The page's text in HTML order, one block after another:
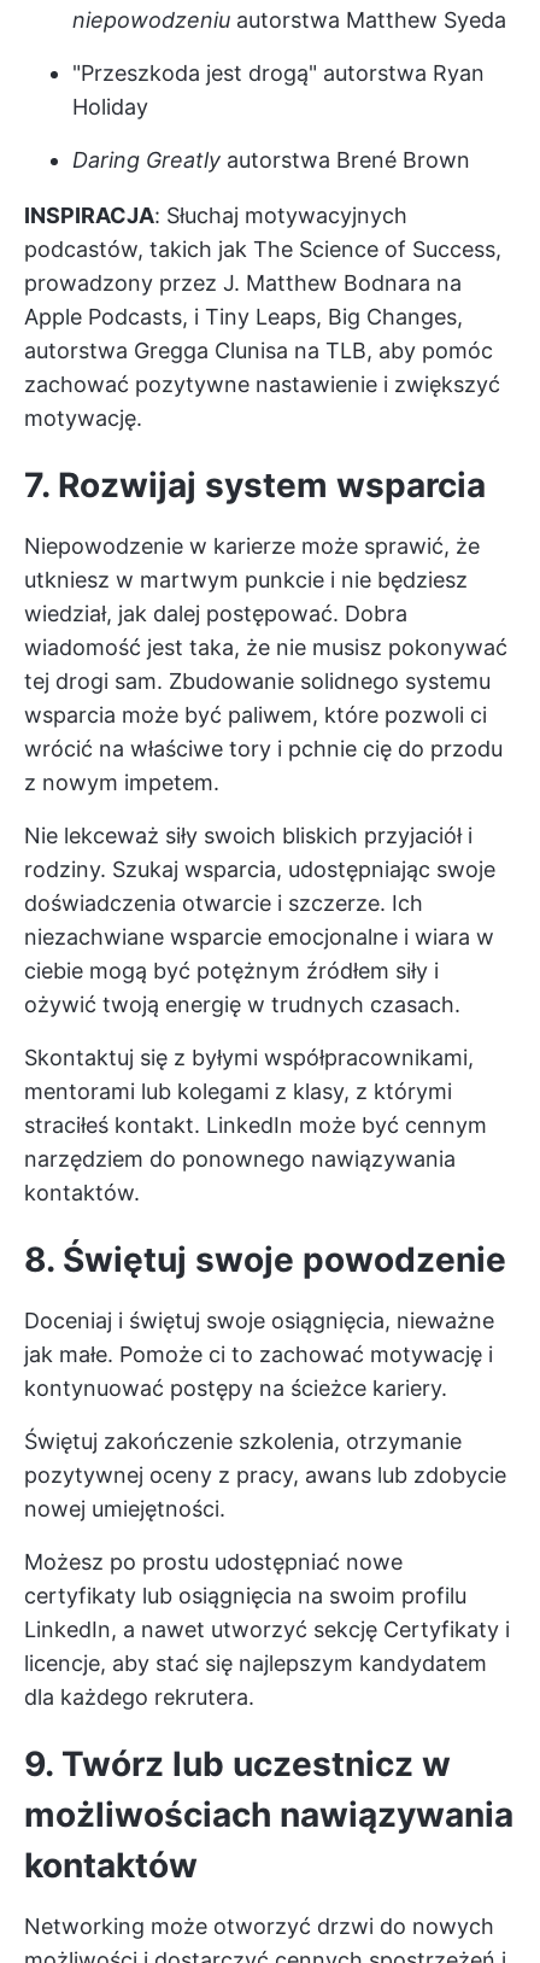
niepowodzeniu autorstwa Matthew Syeda
"Przeszkoda jest drogą" autorstwa Ryan
Holiday
Daring Greatly autorstwa Brené Brown
INSPIRACJA: Słuchaj motywacyjnych
podcastów, takich jak The Science of Success,
prowadzony przez J. Matthew Bodnara na
Apple Podcasts, i Tiny Leaps, Big Changes,
autorstwa Gregga Clunisa na TLB, aby pomóc
zachować pozytywne nastawienie i zwiększyć
motywację.
7. Rozwijaj system wsparcia
Niepowodzenie w karierze może sprawić, że
utkniesz w martwym punkcie i nie będziesz
wiedział, jak dalej postępować. Dobra
wiadomość jest taka, że nie musisz pokonywać
tej drogi sam. Zbudowanie solidnego systemu
wsparcia może być paliwem, które pozwoli ci
wrócić na właściwe tory i pchnie cię do przodu
z nowym impetem.
Nie lekceważ siły swoich bliskich przyjaciół i
rodziny. Szukaj wsparcia, udostępniając swoje
doświadczenia otwarcie i szczerze. Ich
niezachwiane wsparcie emocjonalne i wiara w
ciebie mogą być potężnym źródłem siły i
ożywić twoją energię w trudnych czasach.
Skontaktuj się z byłymi współpracownikami,
mentorami lub kolegami z klasy, z którymi
straciłeś kontakt. LinkedIn może być cennym
narzędziem do ponownego nawiązywania
kontaktów.
8. Świętuj swoje powodzenie
Doceniaj i świętuj swoje osiągnięcia, nieważne
jak małe. Pomoże ci to zachować motywację i
kontynuować postępy na ścieżce kariery.
Świętuj zakończenie szkolenia, otrzymanie
pozytywnej oceny z pracy, awans lub zdobycie
nowej umiejętności.
Możesz po prostu udostępniać nowe
certyfikaty lub osiągnięcia na swoim profilu
LinkedIn, a nawet utworzyć sekcję Certyfikaty i
licencje, aby stać się najlepszym kandydatem
dla każdego rekrutera.
9. Twórz lub uczestnicz w
możliwościach nawiązywania
kontaktów
Networking może otworzyć drzwi do nowych